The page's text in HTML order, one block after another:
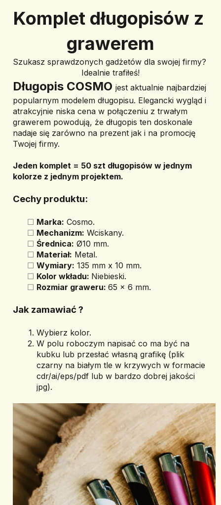
Komplet długopisów z
grawerem
Szukasz sprawdzonych gadżetów dla swojej firmy?
Idealnie trafiłeś!
Długopis COSMO jest aktualnie najbardziej
popularnym modelem długopisu. Elegancki wygląd i
atrakcyjnie niska cena w połączeniu z trwałym
grawerem powodują, że długopis ten doskonale
nadaje się zarówno na prezent jak i na promocję
Twojej firmy.
Jeden komplet = 50 szt długopisów w jednym
kolorze z jednym projektem.
Cechy produktu:
Marka: Cosmo.
Mechanizm: Wciskany.
Średnica: Ø10 mm.
Materiał: Metal.
Wymiary: 135 mm x 10 mm.
Kolor wkładu: Niebieski.
Rozmiar graweru: 65 x 6 mm.
Jak zamawiać ?
Wybierz kolor.
W polu roboczym napisać co ma być na
kubku lub przesłać własną grafikę (plik
czarny na białym tle w krzywych w formacie
cdr/ai/eps/pdf lub w bardzo dobrej jakości
jpg).